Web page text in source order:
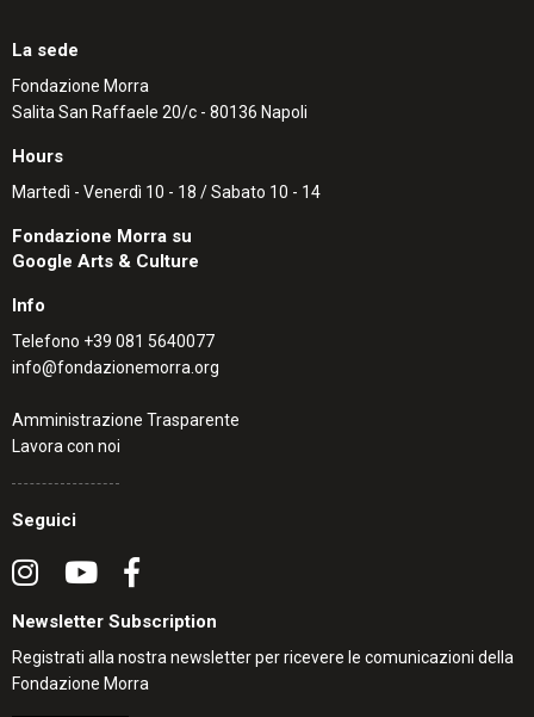
La sede
Fondazione Morra
Salita San Raffaele 20/c - 80136 Napoli
Hours
Martedì - Venerdì 10 - 18 / Sabato 10 - 14
Fondazione Morra su
Google Arts & Culture
Info
Telefono +39 081 5640077
info@fondazionemorra.org
Amministrazione Trasparente
Lavora con noi
Seguici
Newsletter Subscription
Registrati alla nostra newsletter per ricevere le comunicazioni della
Fondazione Morra